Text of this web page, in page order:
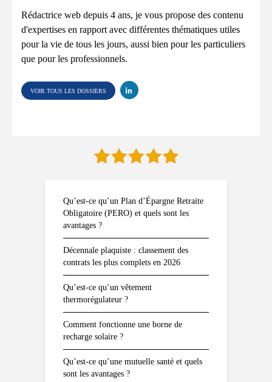
Rédactrice web depuis 4 ans, je vous propose des contenu
d'expertises en rapport avec différentes thématiques utiles
pour la vie de tous les jours, aussi bien pour les particuliers
que pour les professionnels.
VOIR TOUS LES DOSSIERS
Qu’est-ce qu’un Plan d’Épargne Retraite
Obligatoire (PERO) et quels sont les
avantages ?
Décennale plaquiste : classement des
contrats les plus complets en 2026
Qu’est-ce qu’un vêtement
thermorégulateur ?
Comment fonctionne une borne de
recharge solaire ?
Qu’est-ce qu’une mutuelle santé et quels
sont les avantages ?